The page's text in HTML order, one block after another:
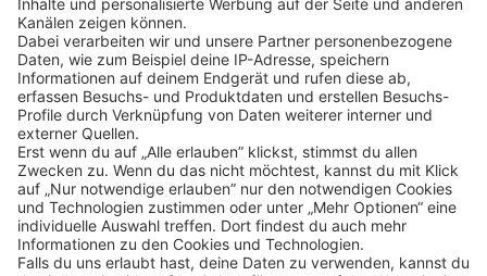
Klickehier, um alle offenen Jobs zu sehen.
Impressum Datenschutz
Privatsphäre-Einstellungen
FAQ
Veranstaltungen